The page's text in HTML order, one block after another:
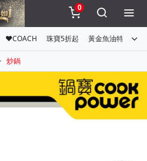
0
♥COACH 珠寶5折起 黃金魚油特惠組
炒鍋